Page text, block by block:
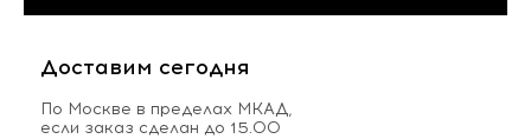
Доставим сегодня
По Москве в пределах МКАД,
если заказ сделан до 15.00